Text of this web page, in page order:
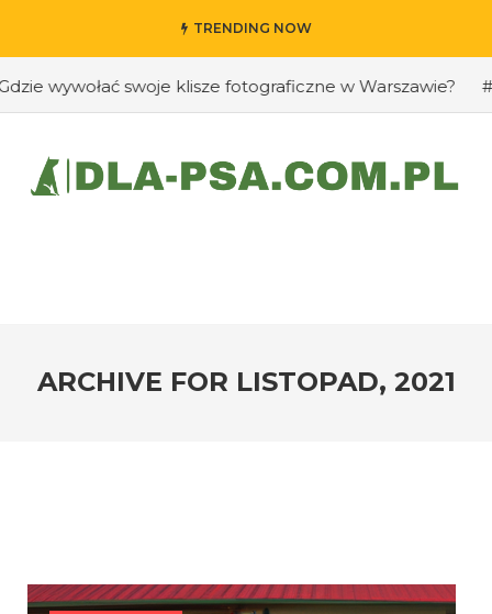
TRENDING NOW
swoje klisze fotograficzne w Warszawie? #Jak
ARCHIVE FOR LISTOPAD, 2021